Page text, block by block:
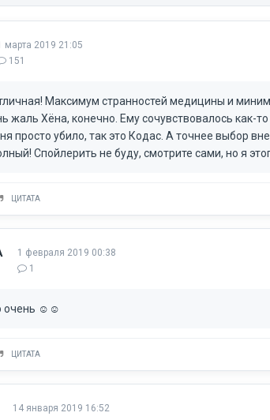
марта 2019 21:05
151
Максимум странностей медицины и
жаль Хёна, конечно. Ему сочувствовалось как-
просто убило, так это Кодас. А точнее выбор
Спойлерить не буду, смотрите сами, но я
ЦИТАТА
1 февраля 2019 00:38
1
очень ☺☺
ЦИТАТА
14 января 2019 16:52